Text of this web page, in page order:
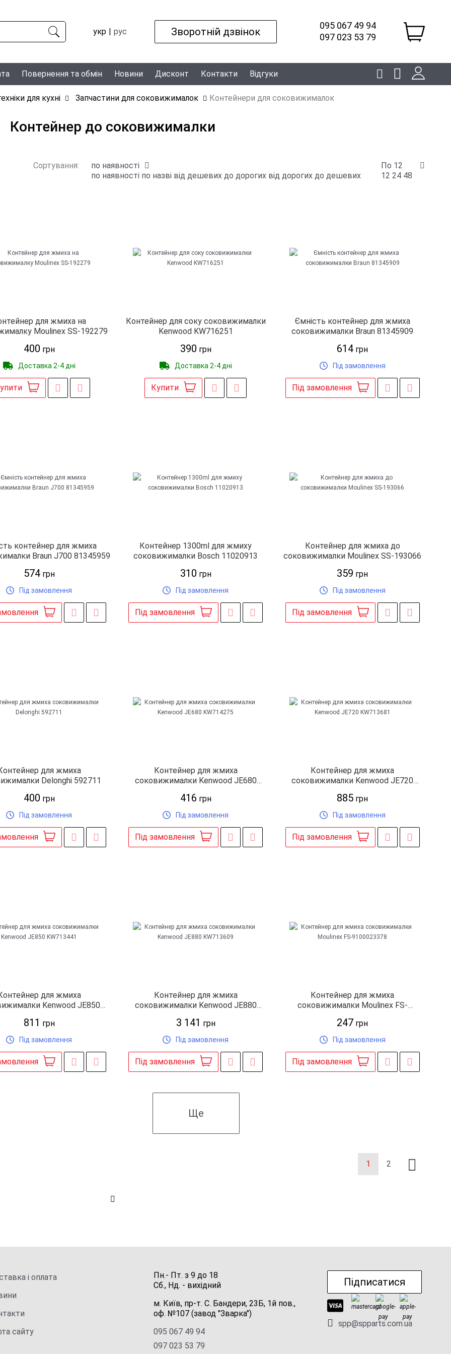
укр рус Зворотній дзвінок
095 067 49 94
097 023 53 79
Повернення та обмін Новини Дисконт Контакти Відгуки
для кухні Запчастини для соковижималок Контейнери для соковижималок
Контейнер до соковижималки
Сортування:
по наявності
по наявності по назві від дешевих до дорогих від дорогих до дешевих
По 12
12 24 48
для жмиха на
Moulinex SS-192279
400 грн
Доставка 2-4 дні
Контейнер для соку соковижималки
Kenwood KW716251
390 грн
Доставка 2-4 дні
Купити
Ємність контейнер для жмиха
соковижималки Braun 81345909
614 грн
Під замовлення
Під замовлення
контейнер для жмиха
Braun J700 81345959
574грн
Під замовлення
Контейнер 1300ml для жмиху
соковижималки Bosch 11020913
310 грн
Під замовлення
Під замовлення
Контейнер для жмиха до
соковижималки Moulinex SS-193066
359 грн
Під замовлення
Під замовлення
для жмиха
Delonghi 592711
400 грн
Під замовлення
Контейнер для жмиха
соковижималки Kenwood JE680
416 грн
Під замовлення
Під замовлення
Контейнер для жмиха
соковижималки Kenwood JE720
885 грн
Під замовлення
Під замовлення
для жмиха
Kenwood JE850
811 грн
Під замовлення
Контейнер для жмиха
соковижималки Kenwood JE880
3 141 грн
Під замовлення
Під замовлення
Контейнер для жмиха
соковижималки Moulinex FS-
247 грн
Під замовлення
Під замовлення
Ще
1 2
і оплата
сайту
Пн.- Пт.з 9до 18
Сб., Нд. - вихідний
м. Київ, пр-т. С. Бандери, 23Б, 1й пов.,
оф. №107 (завод "Зварка")
095 067 49 94
097 023 53 79
Підписатися
spp@spparts.com.ua